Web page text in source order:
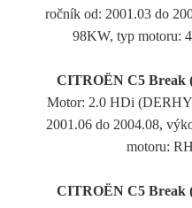
ročník od: 2001.03 do
98KW, typ motoru:
CITROËN C5 Break
Motor: 2.0 HDi
2001.06 do 2004.08,
motoru:
CITROËN C5 Break